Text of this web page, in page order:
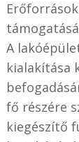
A
kialakítása
fő részére
kiegészítő